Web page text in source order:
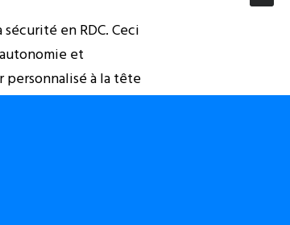
en RDC. Ceci
et
personnalisé à la tête
du détenteur du